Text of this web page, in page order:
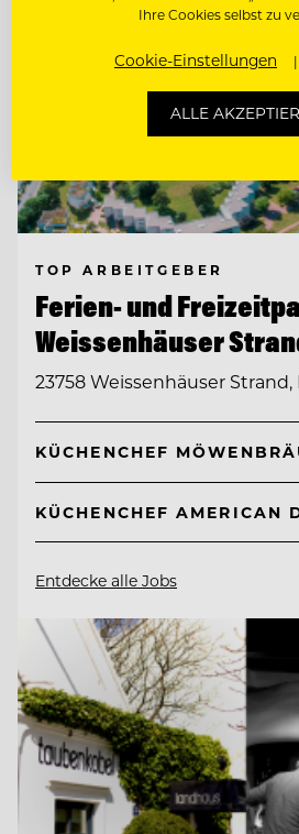
TOP ARBEITGEBER
Ferien- und
Weissenhäuser
23758 Weissenhäuser
KÜCHENCHEF
KÜCHENCHEF AMERICAN
Entdecke alle Jobs
Ihre Cookies selbst zu
Cookie-Einstellungen
ALLE